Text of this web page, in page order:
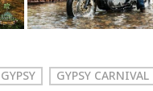
GYPSY GYPSY CARNIVAL